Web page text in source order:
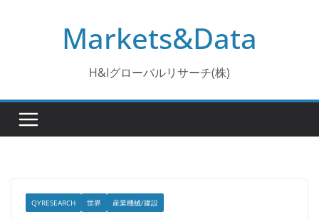
Markets&Data
H&Iグローバルリサーチ(株)
QYRESEARCH 世界 産業機械/建設